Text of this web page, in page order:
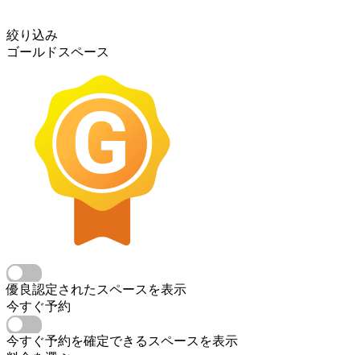
絞り込み
ゴールドスペース
優良認定されたスペースを表示
今すぐ予約
今すぐ予約を確定できるスペースを表示